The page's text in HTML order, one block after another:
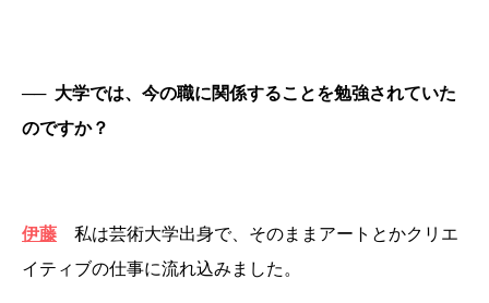
── 大学では、今の職に関係することを勉強されていた
のですか？
伊藤
私は芸術大学出身で、そのままアートとかクリエ
イティブの仕事に流れ込みました。